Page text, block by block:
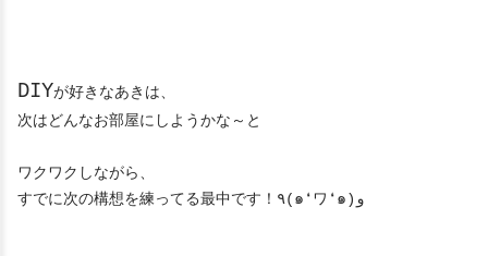
DIYが好きなあきは、
次はどんなお部屋にしようかな～と
ワクワクしながら、
すでに次の構想を練ってる最中です！٩(๑❛ワ❛๑)و